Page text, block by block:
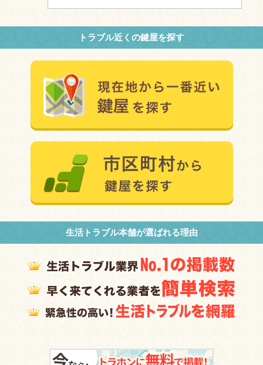
トラブル近くの鍵屋を探す
生活トラブル本舗が選ばれる理由